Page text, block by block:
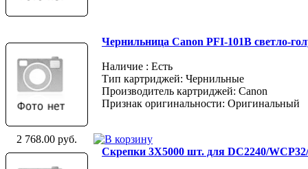
Чернильница Canon PFI-101B светло-
Наличие : Есть
Тип картриджей: Чернильные
Производитель картриджей: Canon
Признак оригинальности: Оригинальный
2 768.00 руб.
Скрепки 3X5000 шт. для DC2240/WCP32/